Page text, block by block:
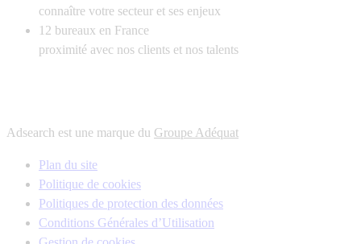
connaître votre secteur et ses enjeux
12 bureaux en France
proximité avec nos clients et nos talents
Adsearch est une marque du Groupe Adéquat
Plan du site
Politique de cookies
Politiques de protection des données
Conditions Générales d’Utilisation